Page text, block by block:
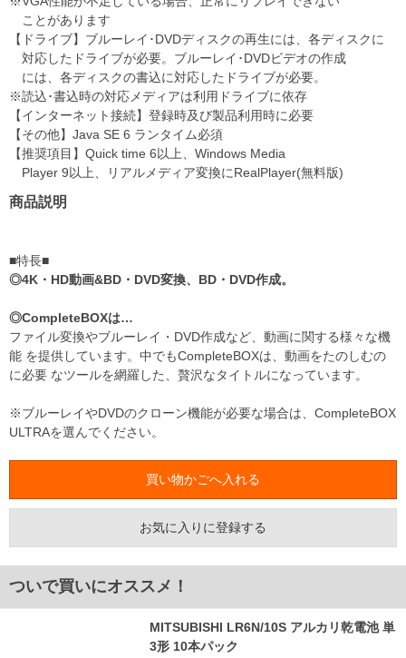
ことがあります
【ドライブ】ブルーレイ･DVDディスクの再生には、各ディスクに
対応したドライブが必要。ブルーレイ･DVDビデオの作成
には、各ディスクの書込に対応したドライブが必要。
※読込･書込時の対応メディアは利用ドライブに依存
【インターネット接続】登録時及び製品利用時に必要
【その他】Java SE 6 ランタイム必須
【推奨項目】Quick time 6以上、Windows Media
Player 9以上、リアルメディア変換にRealPlayer(無料版)
商品説明
■特長■
◎4K・HD動画&BD・DVD変換、BD・DVD作成。
◎CompleteBOXは…
ファイル変換やブルーレイ・DVD作成など、動画に関する様々な機
能 を提供しています。中でもCompleteBOXは、動画をたのしむの
に必要 なツールを網羅した、贅沢なタイトルになっています。
※ブルーレイやDVDのクローン機能が必要な場合は、CompleteBOX
ULTRAを選んでください。
お気に入りに登録する
ついで買いにオススメ！
MITSUBISHI LR6N/10S アルカリ乾電池 単
3形 10本パック